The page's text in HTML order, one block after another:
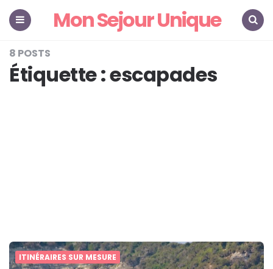
Mon Sejour Unique
8 POSTS
Étiquette :escapades
ITINÉRAIRES SUR MESURE